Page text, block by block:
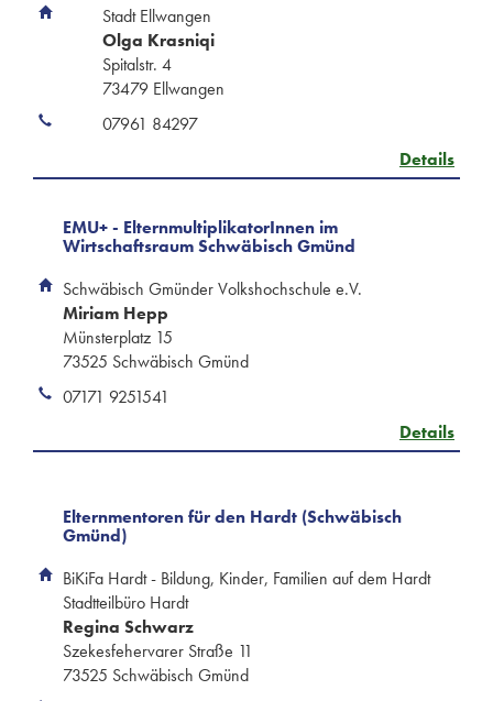
Stadt Ellwangen
Olga Krasniqi
Spitalstr. 4
73479 Ellwangen
07961 84297
Details
EMU+ - ElternmultiplikatorInnen im
Wirtschaftsraum Schwäbisch Gmünd
Schwäbisch Gmünder Volkshochschule e.V.
Miriam Hepp
Münsterplatz 15
73525 Schwäbisch Gmünd
07171 9251541
Details
Elternmentoren für den Hardt (Schwäbisch
Gmünd)
BiKiFa Hardt - Bildung, Kinder, Familien auf dem Hardt
Stadtteilbüro Hardt
Regina Schwarz
Szekesfehervarer Straße 11
73525 Schwäbisch Gmünd